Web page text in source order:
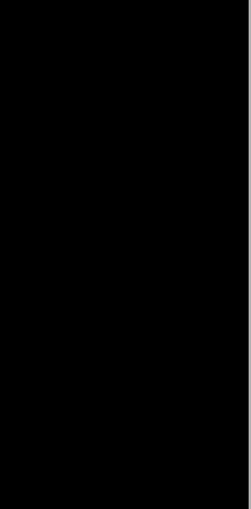
detrás
Park
algunas escenas
Park, con
¡Descubre las
de un clásico
de acción
para debatir
escenas de acción